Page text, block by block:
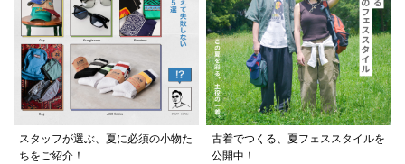
スタッフが選ぶ、夏に必須の小物た
ちをご紹介！
古着でつくる、夏フェススタイルを
公開中！